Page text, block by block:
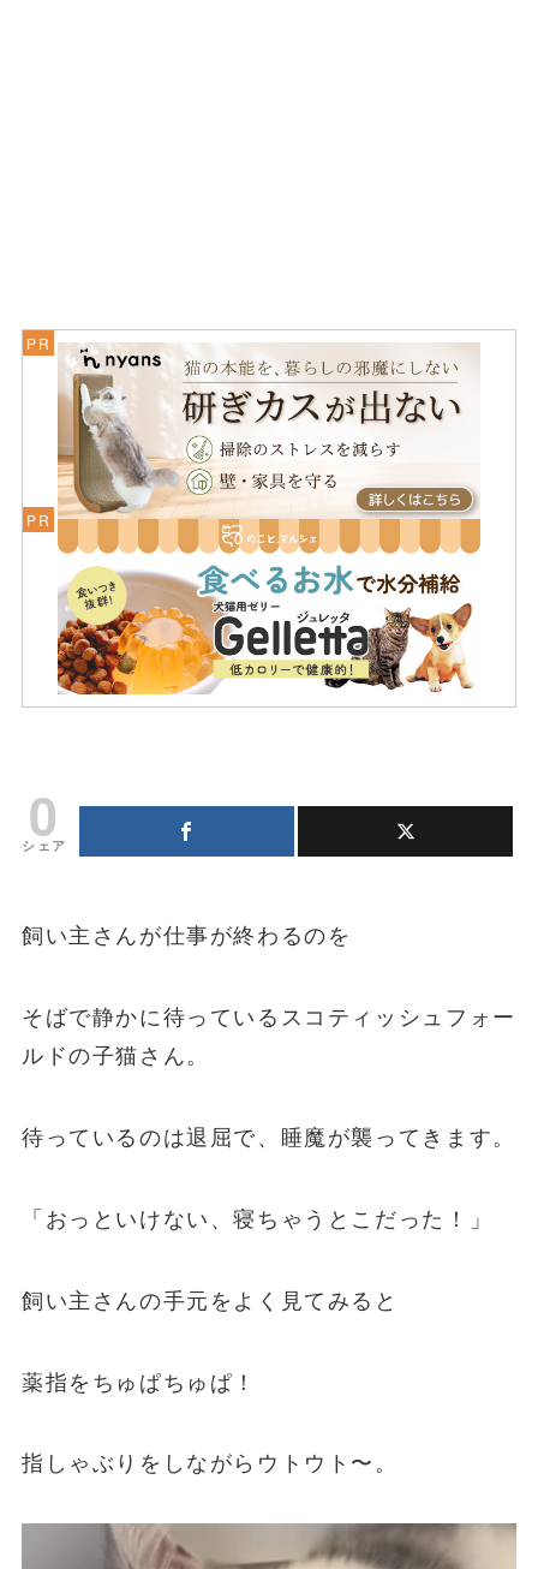
0
シェア
飼い主さんが仕事が終わるのを
そばで静かに待っているスコティッシュフォー
ルドの子猫さん。
待っているのは退屈で、睡魔が襲ってきます。
「おっといけない、寝ちゃうとこだった！」
飼い主さんの手元をよく見てみると
薬指をちゅぱちゅぱ！
指しゃぶりをしながらウトウト〜。